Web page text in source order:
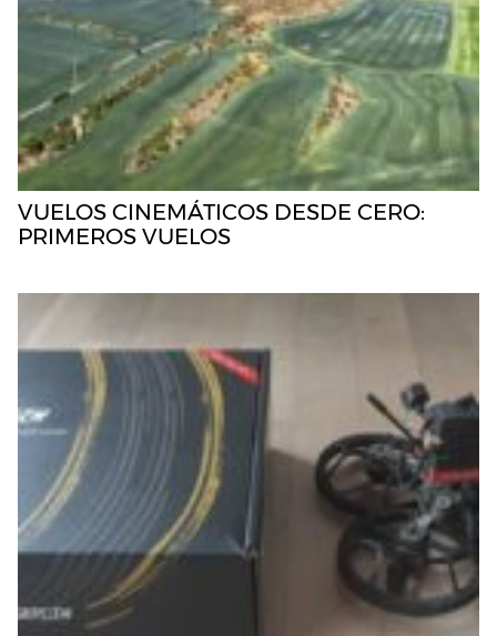
VUELOS CINEMÁTICOS DESDE CERO:
PRIMEROS VUELOS